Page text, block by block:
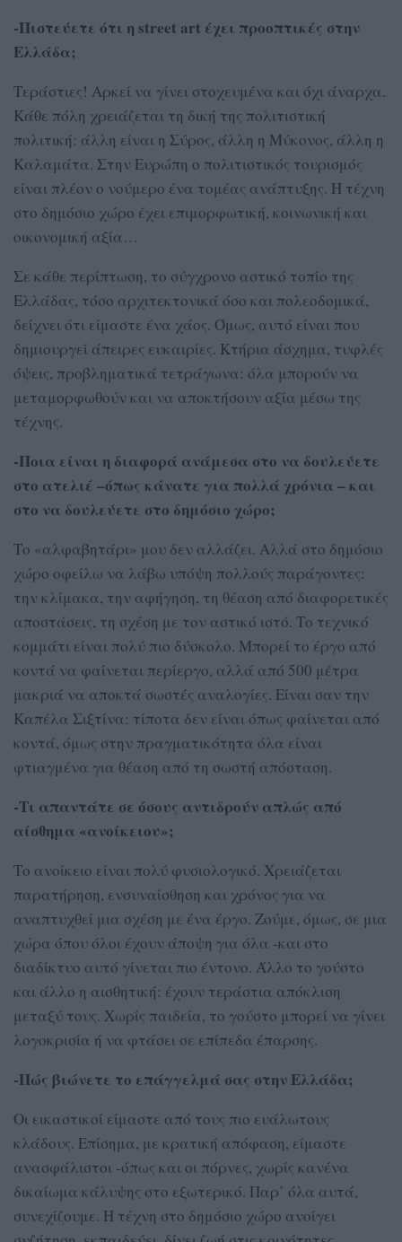
-Πιστεύετε ότι η street art έχει προοπτικές στην
Ελλάδα;
Τεράστιες! Αρκεί να γίνει στοχευμένα και όχι άναρχα.
Κάθε πόλη χρειάζεται τη δική της πολιτιστική
πολιτική: άλλη είναι η Σύρος, άλλη η Μύκονος, άλλη η
Καλαμάτα. Στην Ευρώπη ο πολιτιστικός τουρισμός
είναι πλέον ο νούμερο ένα τομέας ανάπτυξης. Η τέχνη
στο δημόσιο χώρο έχει επιμορφωτική, κοινωνική και
οικονομική αξία…
Σε κάθε περίπτωση, το σύγχρονο αστικό τοπίο της
Ελλάδας, τόσο αρχιτεκτονικά όσο και πολεοδομικά,
δείχνει ότι είμαστε ένα χάος. Όμως, αυτό είναι που
δημιουργεί άπειρες ευκαιρίες. Κτήρια άσχημα, τυφλές
όψεις, προβληματικά τετράγωνα: όλα μπορούν να
μεταμορφωθούν και να αποκτήσουν αξία μέσω της
τέχνης.
-Ποια είναι η διαφορά ανάμεσα στο να δουλεύετε
στο ατελιέ –όπως κάνατε για πολλά χρόνια – και
στο να δουλεύετε στο δημόσιο χώρο;
Το «αλφαβητάρι» μου δεν αλλάζει. Αλλά στο δημόσιο
χώρο οφείλω να λάβω υπόψη πολλούς παράγοντες:
την κλίμακα, την αφήγηση, τη θέαση από διαφορετικές
αποστάσεις, τη σχέση με τον αστικό ιστό. Το τεχνικό
κομμάτι είναι πολύ πιο δύσκολο. Μπορεί το έργο από
κοντά να φαίνεται περίεργο, αλλά από 500 μέτρα
μακριά να αποκτά σωστές αναλογίες. Είναι σαν την
Καπέλα Σιξτίνα: τίποτα δεν είναι όπως φαίνεται από
κοντά, όμως στην πραγματικότητα όλα είναι
φτιαγμένα για θέαση από τη σωστή απόσταση.
-Τι απαντάτε σε όσους αντιδρούν απλώς από
αίσθημα «ανοίκειου»;
Το ανοίκειο είναι πολύ φυσιολογικό. Χρειάζεται
παρατήρηση, ενσυναίσθηση και χρόνος για να
αναπτυχθεί μια σχέση με ένα έργο. Ζούμε, όμως, σε μια
χώρα όπου όλοι έχουν άποψη για όλα -και στο
διαδίκτυο αυτό γίνεται πιο έντονο. Άλλο το γούστο
και άλλο η αισθητική: έχουν τεράστια απόκλιση
μεταξύ τους. Χωρίς παιδεία, το γούστο μπορεί να γίνει
λογοκρισία ή να φτάσει σε επίπεδα έπαρσης.
-Πώς βιώνετε το επάγγελμά σας στην Ελλάδα;
Οι εικαστικοί είμαστε από τους πιο ευάλωτους
κλάδους. Επίσημα, με κρατική απόφαση, είμαστε
ανασφάλιστοι -όπως και οι πόρνες, χωρίς κανένα
δικαίωμα κάλυψης στο εξωτερικό. Παρ’ όλα αυτά,
συνεχίζουμε. Η τέχνη στο δημόσιο χώρο ανοίγει